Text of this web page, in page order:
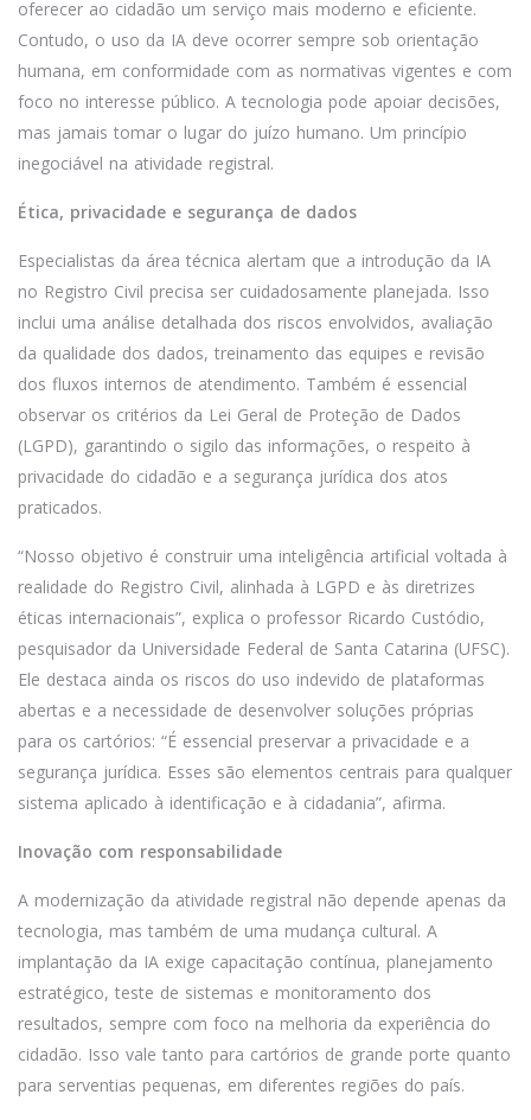
oferecer ao cidadão um serviço mais moderno e eficiente.
Contudo, o uso da IA deve ocorrer sempre sob orientação
humana, em conformidade com as normativas vigentes e com
foco no interesse público. A tecnologia pode apoiar decisões,
mas jamais tomar o lugar do juízo humano. Um princípio
inegociável na atividade registral.
Ética, privacidade e segurança de dados
Especialistas da área técnica alertam que a introdução da IA
no Registro Civil precisa ser cuidadosamente planejada. Isso
inclui uma análise detalhada dos riscos envolvidos, avaliação
da qualidade dos dados, treinamento das equipes e revisão
dos fluxos internos de atendimento. Também é essencial
observar os critérios da Lei Geral de Proteção de Dados
(LGPD), garantindo o sigilo das informações, o respeito à
privacidade do cidadão e a segurança jurídica dos atos
praticados.
“Nosso objetivo é construir uma inteligência artificial voltada à
realidade do Registro Civil, alinhada à LGPD e às diretrizes
éticas internacionais”, explica o professor Ricardo Custódio,
pesquisador da Universidade Federal de Santa Catarina (UFSC).
Ele destaca ainda os riscos do uso indevido de plataformas
abertas e a necessidade de desenvolver soluções próprias
para os cartórios: “É essencial preservar a privacidade e a
segurança jurídica. Esses são elementos centrais para qualquer
sistema aplicado à identificação e à cidadania”, afirma.
Inovação com responsabilidade
A modernização da atividade registral não depende apenas da
tecnologia, mas também de uma mudança cultural. A
implantação da IA exige capacitação contínua, planejamento
estratégico, teste de sistemas e monitoramento dos
resultados, sempre com foco na melhoria da experiência do
cidadão. Isso vale tanto para cartórios de grande porte quanto
para serventias pequenas, em diferentes regiões do país.